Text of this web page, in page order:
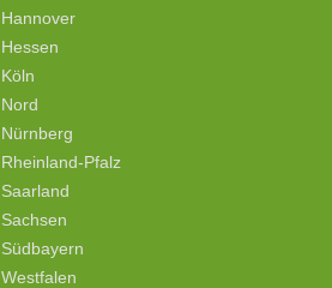
Hannover
Hessen
Köln
Nord
Nürnberg
Rheinland-Pfalz
Saarland
Sachsen
Südbayern
Westfalen